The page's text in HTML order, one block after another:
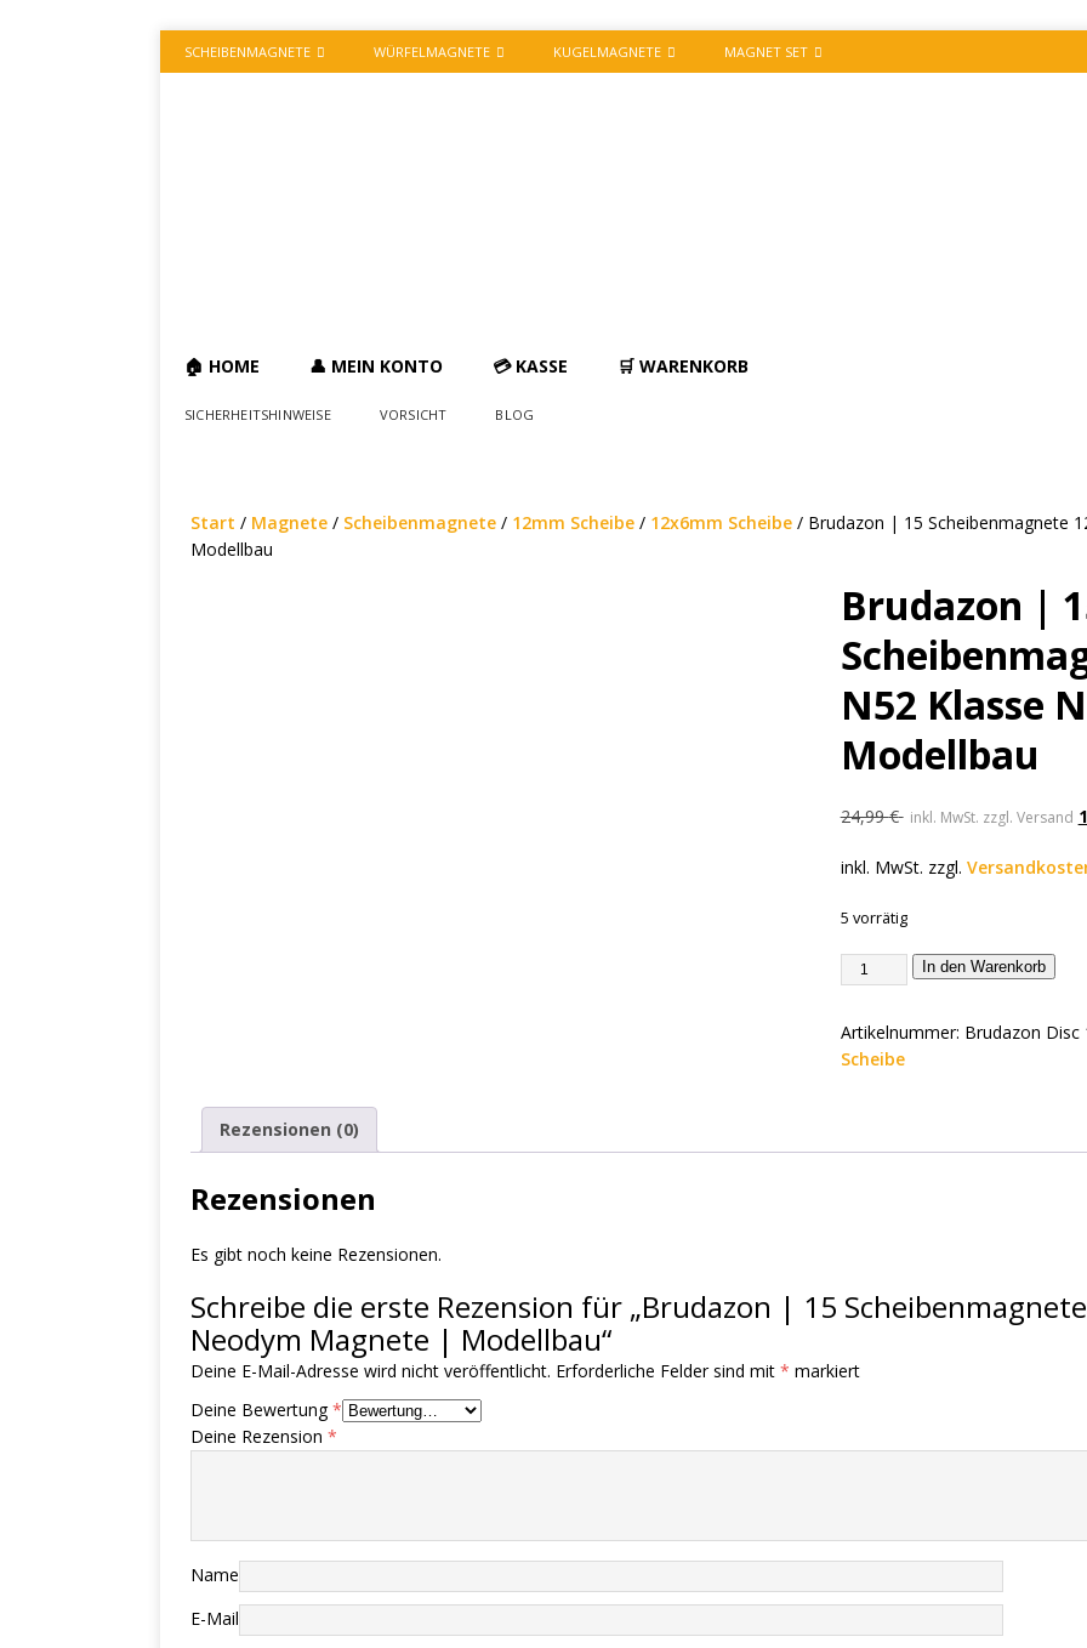
SCHEIBENMAGNETE WÜRFELMAGNETE KUGELMAGNETE MAGNET SET
🏠 HOME 👤 MEIN KONTO 💳 KASSE 🛒 WARENKORB
SICHERHEITSHINWEISE VORSICHT BLOG
Start / Magnete / Scheibenmagnete / 12mm Scheibe / 12x6mm Scheibe / Brudazon | 15 Scheibenmagnete
Modellbau
Brudazon |
N52 Klasse
Modellbau
24,99€ inkl. MwSt. zzgl. Versand
inkl. MwSt. zzgl.
5 vorrätig
In den Warenkorb
Artikelnummer: Brudazon Disc
Scheibe
Rezensionen (0)
Rezensionen
Es gibt noch keine Rezensionen.
Schreibe die erste Rezension für „Brudazon | 15
Neodym Magnete | Modellbau“
Deine E-Mail-Adresse wird nicht veröffentlicht. Erforderliche Felder sind mit * markiert
Deine Bewertung*
Deine Rezension *
Name
E-Mail